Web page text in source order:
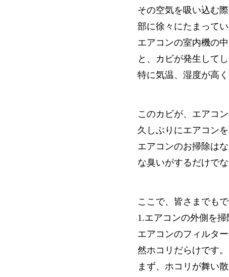
その空気を吸い込む
部に徐々にたまってい
エアコンの室内機の
と、カビが発生してし
特に気温、湿度が高
このカビが、エアコ
久しぶりにエアコン
エアコンのお掃除は
な臭いがするだけで
ここで、皆さまでも
1.エアコンの外側を掃
エアコンのフィルタ
然ホコリだらけです。
まず、ホコリが舞い